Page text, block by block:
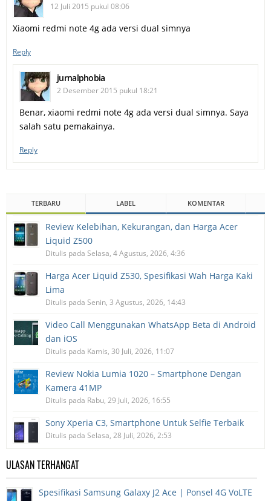
12 Juli 2015 pukul 08:06
Xiaomi redmi note 4g ada versi dual simnya
Reply
jurnalphobia
2 Desember 2015 pukul 18:21
Benar, xiaomi redmi note 4g ada versi dual simnya. Saya
salah satu pemakainya.
Reply
TERBARU LABEL KOMENTAR
Review Kelebihan, Kekurangan, dan Harga Acer
Liquid Z500
Ditulis pada Selasa, 4 Agustus, 2026, 4:36
Harga Acer Liquid Z530, Spesifikasi Wah Harga Kaki
Lima
Ditulis pada Senin, 3 Agustus, 2026, 14:43
Video Call Menggunakan WhatsApp Beta di Android
dan iOS
Ditulis pada Kamis, 30 Juli, 2026, 11:07
Review Nokia Lumia 1020 – Smartphone Dengan
Kamera 41MP
Ditulis pada Rabu, 29 Juli, 2026, 16:55
Sony Xperia C3, Smartphone Untuk Selfie Terbaik
Ditulis pada Selasa, 28 Juli, 2026, 2:53
ULASAN TERHANGAT
Spesifikasi Samsung Galaxy J2 Ace | Ponsel 4G VoLTE